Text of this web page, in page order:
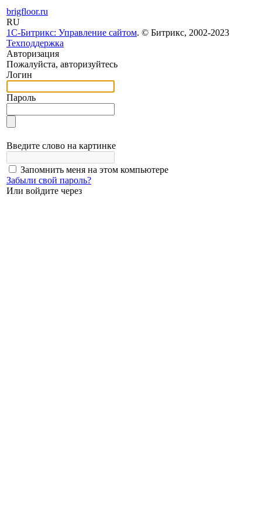
brigfloor.ru
RU
1С-Битрикс: Управление сайтом. © Битрикс, 2002-2023
Техподдержка
Авторизация
Пожалуйста, авторизуйтесь
Логин
Пароль
Введите слово на картинке
Запомнить меня на этом компьютере
Забыли свой пароль?
Или войдите через